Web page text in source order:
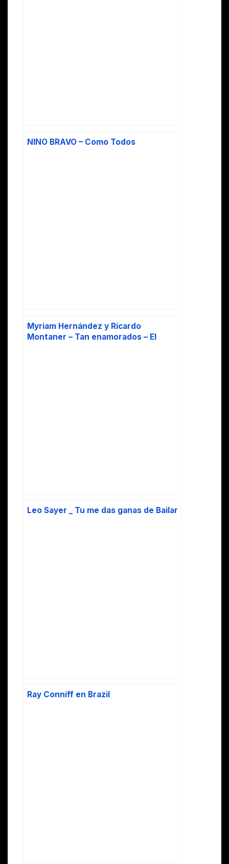
NINO BRAVO – Como Todos
Myriam Hernández y Ricardo
Montaner – Tan enamorados – El
Leo Sayer _ Tu me das ganas de Bailar
Ray Conniff en Brazil